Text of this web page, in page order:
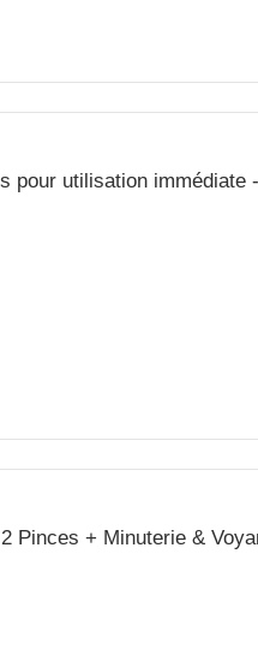
pour utilisation immédiate
Pinces + Minuterie &